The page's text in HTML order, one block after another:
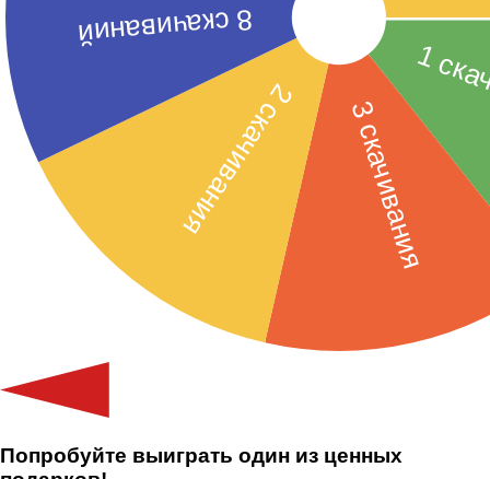
Попробуйте выиграть один из ценных